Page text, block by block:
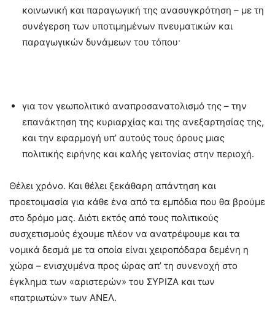
κοινωνική και παραγωγική της ανασυγκρότηση – με τη
συνέγερση των υποτιμημένων πνευματικών και
παραγωγικών δυνάμεων του τόπου·
για τον γεωπολιτικό αναπροσανατολισμό της – την
επανάκτηση της κυριαρχίας και της ανεξαρτησίας της,
και την εφαρμογή υπ’ αυτούς τους όρους μιας
πολιτικής ειρήνης και καλής γειτονίας στην περιοχή.
Θέλει χρόνο. Και θέλει ξεκάθαρη απάντηση και
προετοιμασία για κάθε ένα από τα εμπόδια που θα βρούμε
στο δρόμο μας. Διότι εκτός από τους πολιτικούς
συσχετισμούς έχουμε πλέον να ανατρέψουμε και τα
νομικά δεσμά με τα οποία είναι χειροπόδαρα δεμένη η
χώρα – ενισχυμένα προς ώρας απ’ τη συνενοχή στο
έγκλημα των «αριστερών» του ΣΥΡΙΖΑ και των
«πατριωτών» των ΑΝΕΛ.